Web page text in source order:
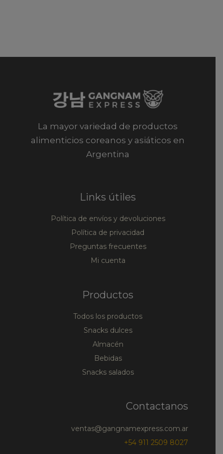
La mayor variedad de productos
alimenticios coreanos y asiáticos en
Argentina
Links útiles
Política de envíos y devoluciones
Política de privacidad
Preguntas frecuentes
Mi cuenta
Productos
Todos los productos
Snacks dulces
Almacén
Bebidas
Snacks salados
Contactanos
ventas@gangnamexpress.com.ar
+54 911 2509 8027